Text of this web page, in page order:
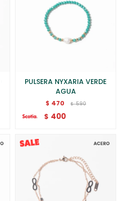
PULSERA NYXARIA VERDE
AGUA
$ 470 $ 590
$ 400